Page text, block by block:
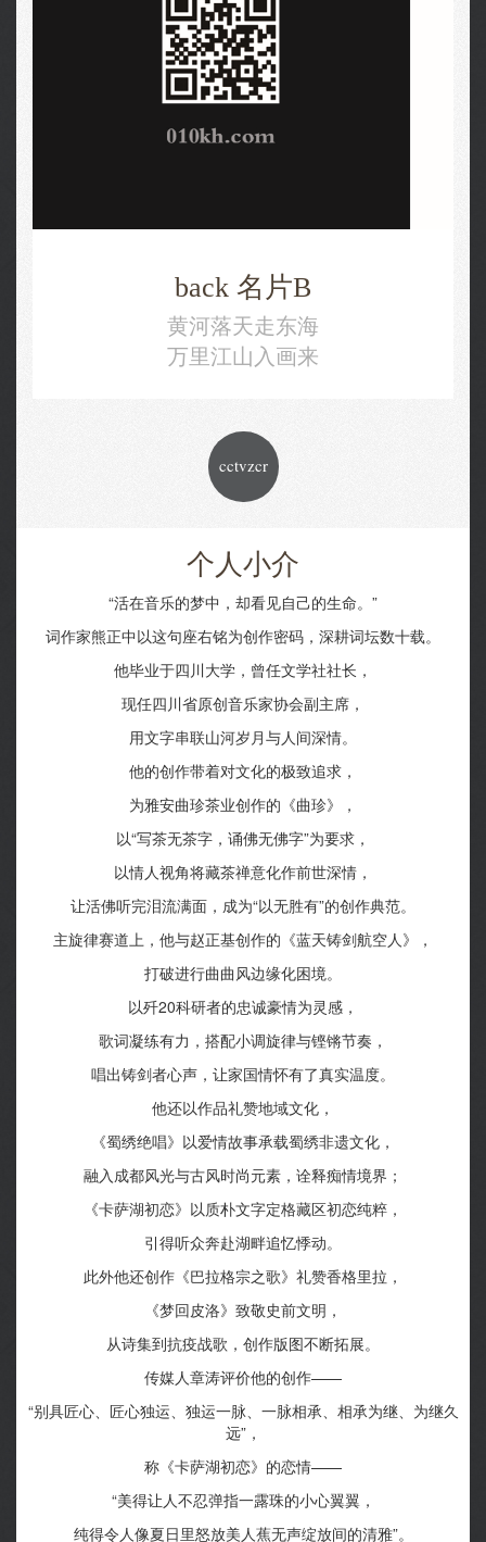
back 名片B
黄河落天走东海
万里江山入画来
cctvzcr
个人小介
“活在音乐的梦中，却看见自己的生命。”
词作家熊正中以这句座右铭为创作密码，深耕词坛数十载。
他毕业于四川大学，曾任文学社社长，
现任四川省原创音乐家协会副主席，
用文字串联山河岁月与人间深情。
他的创作带着对文化的极致追求，
为雅安曲珍茶业创作的《曲珍》，
以“写茶无茶字，诵佛无佛字”为要求，
以情人视角将藏茶禅意化作前世深情，
让活佛听完泪流满面，成为“以无胜有”的创作典范。
主旋律赛道上，他与赵正基创作的《蓝天铸剑航空人》，
打破进行曲曲风边缘化困境。
以歼20科研者的忠诚豪情为灵感，
歌词凝练有力，搭配小调旋律与铿锵节奏，
唱出铸剑者心声，让家国情怀有了真实温度。
他还以作品礼赞地域文化，
《蜀绣绝唱》以爱情故事承载蜀绣非遗文化，
融入成都风光与古风时尚元素，诠释痴情境界；
《卡萨湖初恋》以质朴文字定格藏区初恋纯粹，
引得听众奔赴湖畔追忆悸动。
此外他还创作《巴拉格宗之歌》礼赞香格里拉，
《梦回皮洛》致敬史前文明，
从诗集到抗疫战歌，创作版图不断拓展。
传媒人章涛评价他的创作——
“别具匠心、匠心独运、独运一脉、一脉相承、相承为继、为继久
远”，
称《卡萨湖初恋》的恋情——
“美得让人不忍弹指一露珠的小心翼翼，
纯得令人像夏日里怒放美人蕉无声绽放间的清雅”。